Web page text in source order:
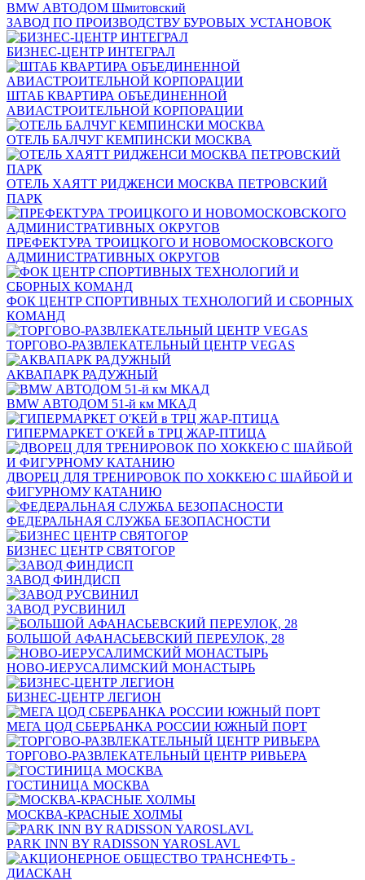
BMW АВТОДОМ Шмитовский
ЗАВОД ПО ПРОИЗВОДСТВУ БУРОВЫХ УСТАНОВОК
БИЗНЕС-ЦЕНТР ИНТЕГРАЛ
ШТАБ КВАРТИРА ОБЪЕДИНЕННОЙ
АВИАСТРОИТЕЛЬНОЙ КОРПОРАЦИИ
ОТЕЛЬ БАЛЧУГ КЕМПИНСКИ МОСКВА
ОТЕЛЬ ХАЯТТ РИДЖЕНСИ МОСКВА ПЕТРОВСКИЙ
ПАРК
ПРЕФЕКТУРА ТРОИЦКОГО И НОВОМОСКОВСКОГО
АДМИНИСТРАТИВНЫХ ОКРУГОВ
ФОК ЦЕНТР СПОРТИВНЫХ ТЕХНОЛОГИЙ И СБОРНЫХ
КОМАНД
ТОРГОВО-РАЗВЛЕКАТЕЛЬНЫЙ ЦЕНТР VEGAS
АКВАПАРК РАДУЖНЫЙ
BMW АВТОДОМ 51-й км МКАД
ГИПЕРМАРКЕТ О'КЕЙ в ТРЦ ЖАР-ПТИЦА
ДВОРЕЦ ДЛЯ ТРЕНИРОВОК ПО ХОККЕЮ С ШАЙБОЙ И
ФИГУРНОМУ КАТАНИЮ
ФЕДЕРАЛЬНАЯ СЛУЖБА БЕЗОПАСНОСТИ
БИЗНЕС ЦЕНТР СВЯТОГОР
ЗАВОД ФИНДИСП
ЗАВОД РУСВИНИЛ
БОЛЬШОЙ АФАНАСЬЕВСКИЙ ПЕРЕУЛОК, 28
НОВО-ИЕРУСАЛИМСКИЙ МОНАСТЫРЬ
БИЗНЕС-ЦЕНТР ЛЕГИОН
МЕГА ЦОД СБЕРБАНКА РОССИИ ЮЖНЫЙ ПОРТ
ТОРГОВО-РАЗВЛЕКАТЕЛЬНЫЙ ЦЕНТР РИВЬЕРА
ГОСТИНИЦА МОСКВА
МОСКВА-КРАСНЫЕ ХОЛМЫ
PARK INN BY RADISSON YAROSLAVL